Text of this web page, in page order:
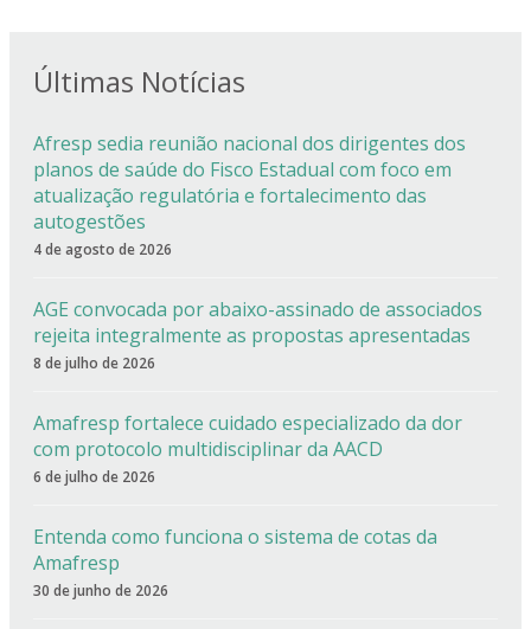
Últimas Notícias
Afresp sedia reunião nacional dos dirigentes dos
planos de saúde do Fisco Estadual com foco em
atualização regulatória e fortalecimento das
autogestões
4 de agosto de 2026
AGE convocada por abaixo-assinado de associados
rejeita integralmente as propostas apresentadas
8 de julho de 2026
Amafresp fortalece cuidado especializado da dor
com protocolo multidisciplinar da AACD
6 de julho de 2026
Entenda como funciona o sistema de cotas da
Amafresp
30 de junho de 2026